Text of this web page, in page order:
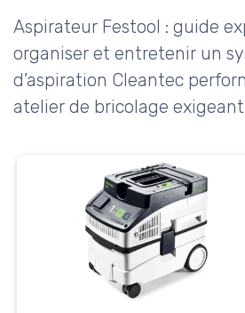
Aspirateur Festool : guide
organiser et entretenir un
d’aspiration Cleantec
atelier de bricolage